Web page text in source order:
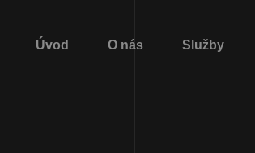
Úvod O nás Služby